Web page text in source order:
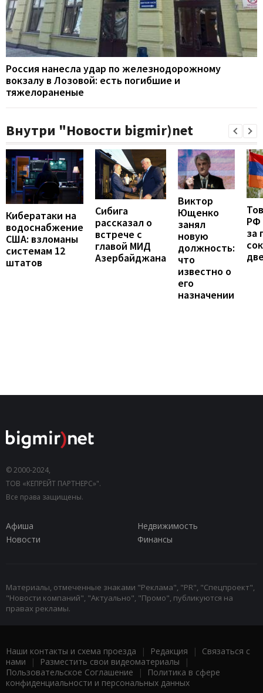
Россия нанесла удар по железнодорожному
вокзалу в Лозовой: есть погибшие и
тяжелораненые
Внутри "Новости bigmir)net
Кибератаки на
водоснабжение
США: взломаны
системам 12
штатов
Сибига
рассказал о
встрече с
главой МИД
Азербайджана
Виктор
Ющенко
занял
новую
должность:
что
известно о
его
назначении
РФ
за
© 2000-2024,
ТОВ «КЕПРЕЙТ ПАРТНЕРС»".
Все права защищены.
Афиша
Недвижимость
Новости
Финансы
Материалы, отмеченные знаками "Реклама", "PR", "Спецпроект",
"Новости компаний", "Актуально", "Промо", публикуются на
правах рекламы.
Наши контакты и схема проезда | Редакция | Связаться с
нами | Разместить свои видеоматериалы |
Пользовательское Соглашение |
Политика в сфере
конфиденциальности и персональных данных